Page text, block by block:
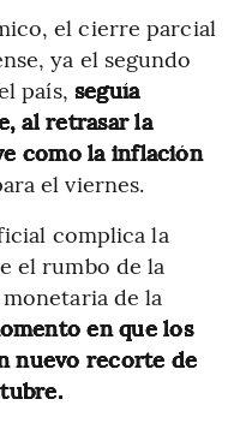
el cierre parcial
ya el segundo
país, seguía
al retrasar la
como la inflación
el viernes.
complica la
el rumbo de la
de la
en que los
nuevo recorte de